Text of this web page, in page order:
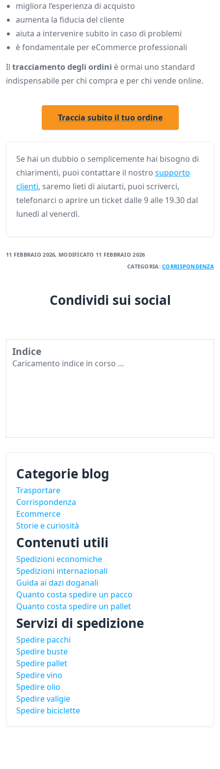
migliora l’esperienza di acquisto
aumenta la fiducia del cliente
aiuta a intervenire subito in caso di problemi
è fondamentale per eCommerce professionali
Il tracciamento degli ordini è ormai uno standard
indispensabile per chi compra e per chi vende online.
Traccia subito il tuo ordine
Se hai un dubbio o semplicemente hai bisogno di
chiarimenti, puoi contattare il nostro supporto
clienti, saremo lieti di aiutarti, puoi scriverci,
telefonarci o aprire un ticket dalle 9 alle 19.30 dal
lunedì al venerdì.
11 FEBBRAIO 2026, MODIFICATO 11 FEBBRAIO 2026
CATEGORIA:CORRISPONDENZA
Condividi sui social
Indice
Caricamento indice in corso ...
Categorie blog
Trasportare
Corrispondenza
Ecommerce
Storie e curiosità
Contenuti utili
Spedizioni economiche
Spedizioni internazionali
Guida ai dazi doganali
Quanto costa spedire un pacco
Quanto costa spedire un pallet
Servizi di spedizione
Spedire pacchi
Spedire buste
Spedire pallet
Spedire vino
Spedire olio
Spedire valigie
Spedire biciclette